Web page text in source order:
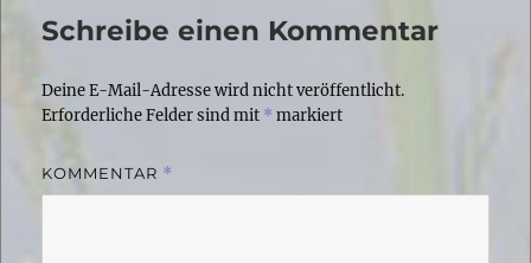
Schreibe einen Kommentar
Deine E-Mail-Adresse wird nicht veröffentlicht.
Erforderliche Felder sind mit * markiert
KOMMENTAR *